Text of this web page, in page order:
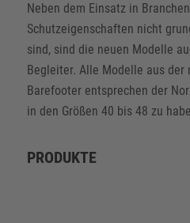
Neben dem Einsatz in
Schutzeigenschaften nicht
sind, sind die neuen Modelle
Begleiter. Alle Modelle aus der
Barefooter entsprechen der
in den Größen 40 bis 48 zu
PRODUKTE